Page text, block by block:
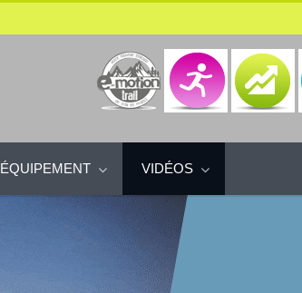
ÉQUIPEMENT VIDÉOS